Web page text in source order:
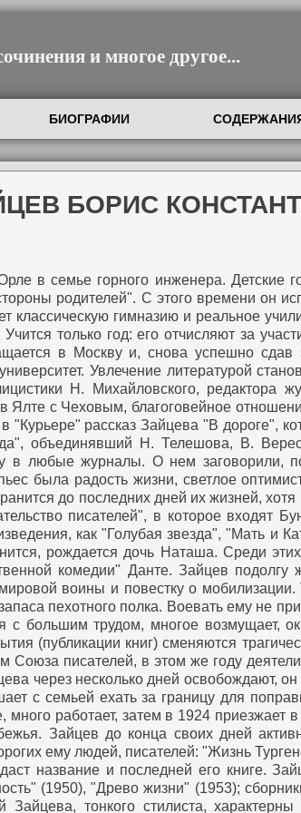
и многое другое...
БИОГРАФИИ
БОРИС
в семье горного инженера. Детские
родителей". С этого времени он
классическую гимназию и реальное
только год: его отчисляют за
в Москву и, снова успешно сдав
Увлечение литературой
Н. Михайловского, редактора
Ялте с Чеховым, благоговейное
"Курьере" рассказ Зайцева "В дороге",
объединявший Н. Телешова, В.
в любые журналы. О нем заговорили,
была радость жизни, светлое
до последних дней их жизней,
писателей", в которое
как "Голубая звезда", "Мать и
рождается дочь Наташа. Среди
комедии" Данте. Зайцев подолгу
воины и повестку о мобилизации.
пехотного полка. Воевать ему не
большим трудом, многое возмущает,
(публикации книг) сменяются
Союза писателей, в этом же году
через несколько дней освобождают,
с семьей ехать за границу для
много работает, затем в 1924
Зайцев до конца своих дней
ему людей, писателей: "Жизнь
название и последней его книге.
(1950), "Древо жизни" (1953);
тонкого стилиста, характерны